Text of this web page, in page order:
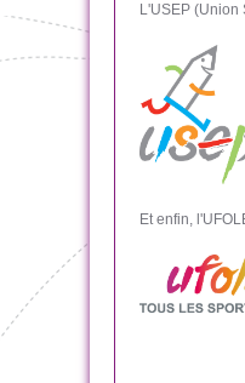
L'USEP
Et enfin,